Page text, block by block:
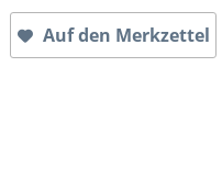
Auf den Merkzettel